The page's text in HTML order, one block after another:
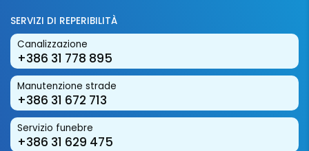
SERVIZI DI REPERIBILITÀ
Canalizzazione
+386 31 778 895
Manutenzione strade
+386 31 672 713
Servizio funebre
+386 31 629 475